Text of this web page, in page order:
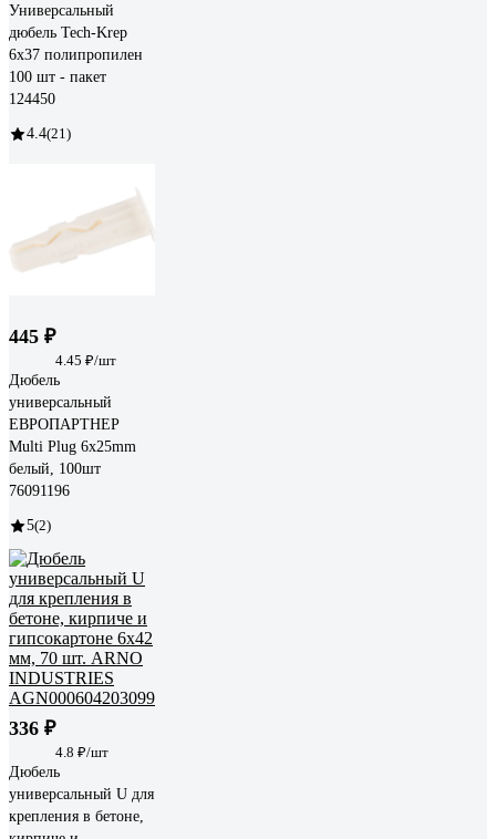
Универсальный
дюбель Tech-Krep
6х37 полипропилен
100 шт - пакет
124450
4.4(21)
445 ₽
4.45 ₽/шт
Дюбель
универсальный
ЕВРОПАРТНЕР
Multi Plug 6x25mm
белый, 100шт
76091196
5(2)
336 ₽
4.8 ₽/шт
Дюбель
универсальный U для
крепления в бетоне,